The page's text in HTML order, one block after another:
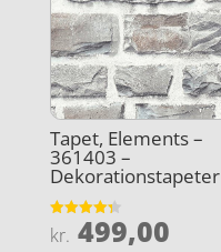
Tapet, Elements –
361403 –
Dekorationstapeter
Vurderet
4.3
kr. 499,00